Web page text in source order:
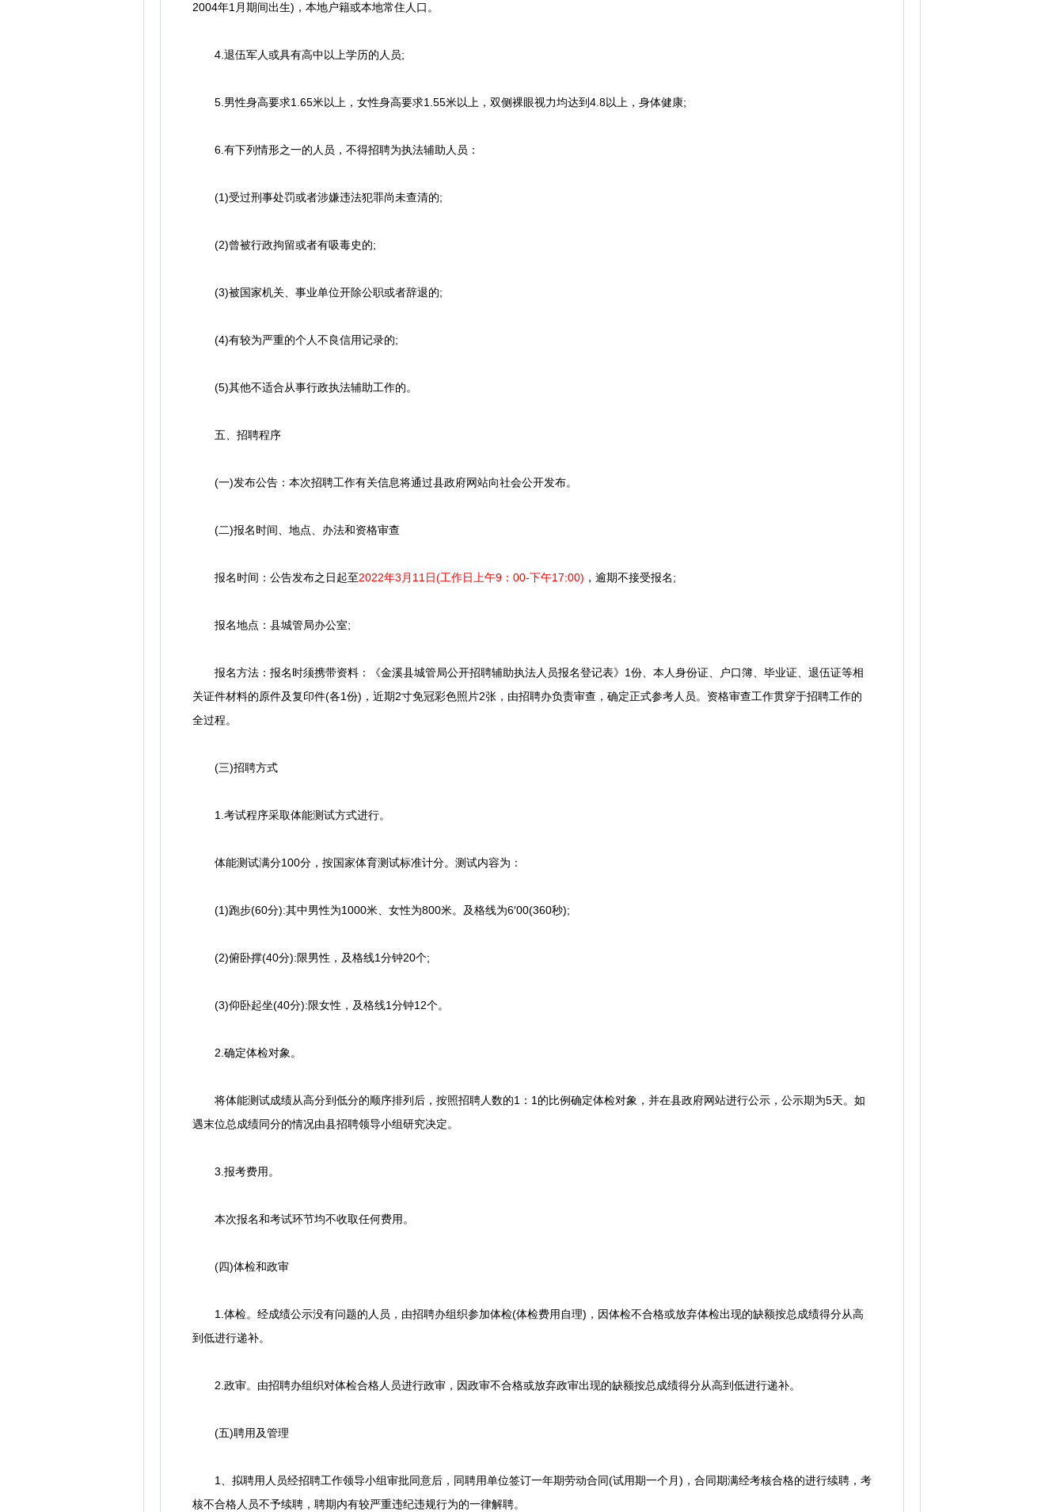
2004年1月期间出生)，本地户籍或本地常住人口。
4.退伍军人或具有高中以上学历的人员;
5.男性身高要求1.65米以上，女性身高要求1.55米以上，双侧裸眼视力均达到4.8以上，身体健康;
6.有下列情形之一的人员，不得招聘为执法辅助人员：
(1)受过刑事处罚或者涉嫌违法犯罪尚未查清的;
(2)曾被行政拘留或者有吸毒史的;
(3)被国家机关、事业单位开除公职或者辞退的;
(4)有较为严重的个人不良信用记录的;
(5)其他不适合从事行政执法辅助工作的。
五、招聘程序
(一)发布公告：本次招聘工作有关信息将通过县政府网站向社会公开发布。
(二)报名时间、地点、办法和资格审查
报名时间：公告发布之日起至2022年3月11日(工作日上午9：00-下午17:00) ，逾期不接受报名;
报名地点：县城管局办公室;
报名方法：报名时须携带资料：《金溪县城管局公开招聘辅助执法人员报名登记表》1份、本人身份证、户口簿、毕业证、退伍证等相
关证件材料的原件及复印件(各1份)，近期2寸免冠彩色照片2张，由招聘办负责审查，确定正式参考人员。资格审查工作贯穿于招聘工作的
全过程。
(三)招聘方式
1.考试程序采取体能测试方式进行。
体能测试满分100分，按国家体育测试标准计分。测试内容为：
(1)跑步(60分):其中男性为1000米、女性为800米。及格线为6′00(360秒);
(2)俯卧撑(40分):限男性，及格线1分钟20个;
(3)仰卧起坐(40分):限女性，及格线1分钟12个。
2.确定体检对象。
将体能测试成绩从高分到低分的顺序排列后，按照招聘人数的1：1的比例确定体检对象，并在县政府网站进行公示，公示期为5天。如
遇末位总成绩同分的情况由县招聘领导小组研究决定。
3.报考费用。
本次报名和考试环节均不收取任何费用。
(四)体检和政审
1.体检。经成绩公示没有问题的人员，由招聘办组织参加体检(体检费用自理)，因体检不合格或放弃体检出现的缺额按总成绩得分从高
到低进行递补。
2.政审。由招聘办组织对体检合格人员进行政审，因政审不合格或放弃政审出现的缺额按总成绩得分从高到低进行递补。
(五)聘用及管理
1、拟聘用人员经招聘工作领导小组审批同意后，同聘用单位签订一年期劳动合同(试用期一个月)，合同期满经考核合格的进行续聘，考
核不合格人员不予续聘，聘期内有较严重违纪违规行为的一律解聘。